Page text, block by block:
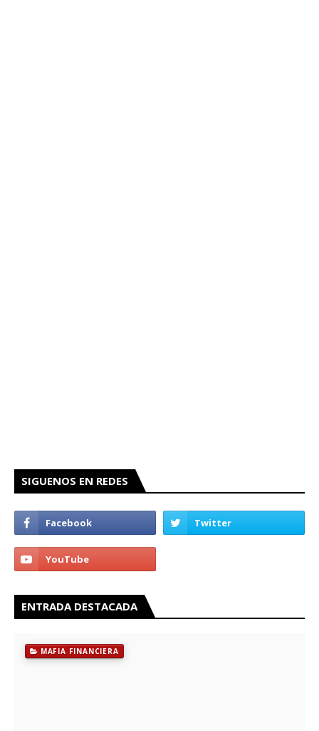
SIGUENOS EN REDES
ENTRADA DESTACADA
MAFIA FINANCIERA